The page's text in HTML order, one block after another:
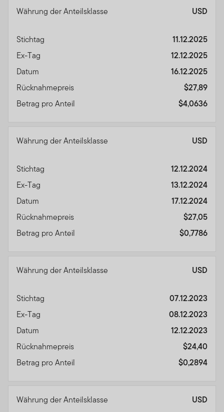
Währung der Anteilsklasse USD
Stichtag
11.12.2025
Ex-Tag
12.12.2025
Datum
16.12.2025
Rücknahmepreis
$27,89
Betrag pro Anteil
$4,0636
Währung der Anteilsklasse USD
Stichtag
12.12.2024
Ex-Tag
13.12.2024
Datum
17.12.2024
Rücknahmepreis
$27,05
Betrag pro Anteil
$0,7786
Währung der Anteilsklasse USD
Stichtag
07.12.2023
Ex-Tag
08.12.2023
Datum
12.12.2023
Rücknahmepreis
$24,40
Betrag pro Anteil
$0,2894
Währung der Anteilsklasse USD